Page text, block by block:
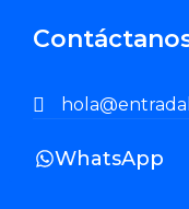
WhatsApp